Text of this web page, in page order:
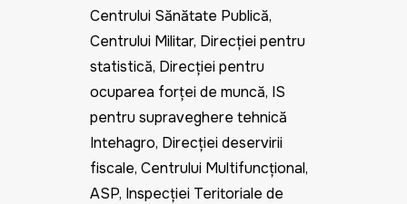
Centrului Sănătate Publică,
Centrului Militar, Direcției pentru
statistică, Direcției pentru
ocuparea forței de muncă, IS
pentru supraveghere tehnică
Intehagro, Direcției deservirii
fiscale, Centrului Multifuncțional,
ASP, Inspecției Teritoriale de